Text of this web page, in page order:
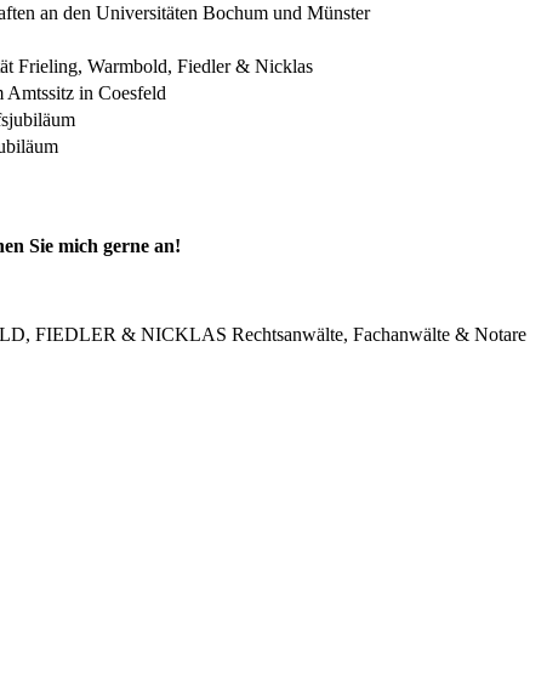
an den Universitäten Bochum und Münster
Frieling, Warmbold, Fiedler & Nicklas
Amtssitz in Coesfeld
Sie mich gerne an!
FIEDLER & NICKLAS Rechtsanwälte, Fachanwälte & Notare